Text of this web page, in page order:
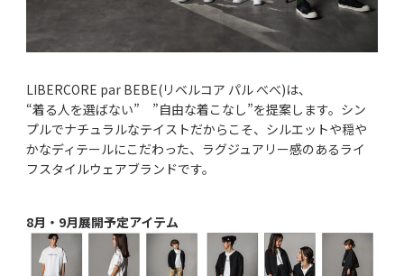
LIBERCORE par BEBE(リベルコア パル べべ)は、
“着る人を選ばない” ”自由な着こなし”を提案します。シン
プルでナチュラルなテイストだからこそ、シルエットや穏や
かなディテールにこだわった、ラグジュアリー感のあるライ
フスタイルウェアブランドです。
8月・9月展開予定アイテム